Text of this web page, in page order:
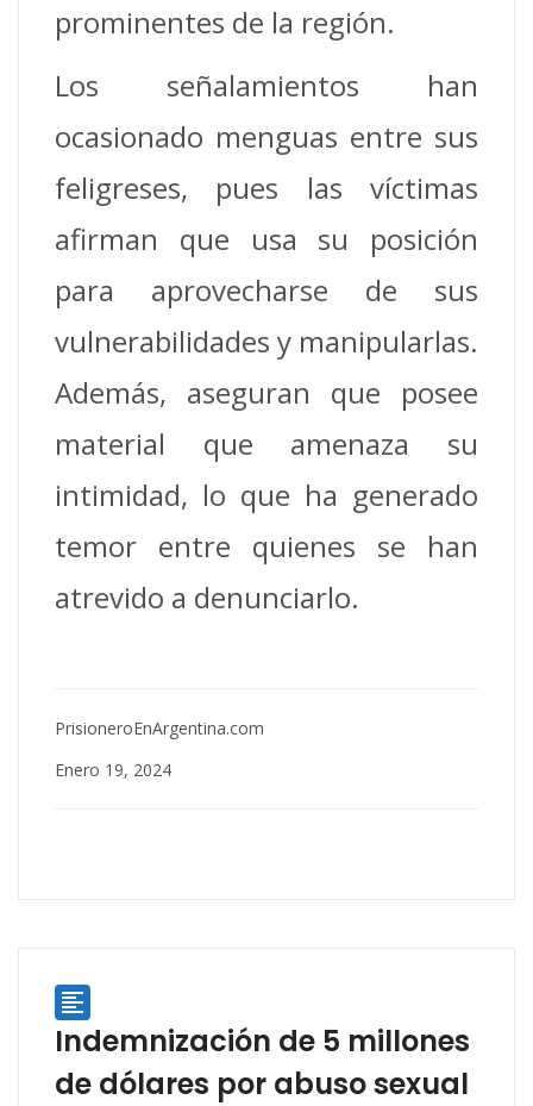
prominentes de la región.
Los señalamientos han
ocasionado menguas entre sus
feligreses, pues las víctimas
afirman que usa su posición
para aprovecharse de sus
vulnerabilidades y manipularlas.
Además, aseguran que posee
material que amenaza su
intimidad, lo que ha generado
temor entre quienes se han
atrevido a denunciarlo.
PrisioneroEnArgentina.com
Enero 19, 2024

Indemnización de 5 millones
de dólares por abuso sexual